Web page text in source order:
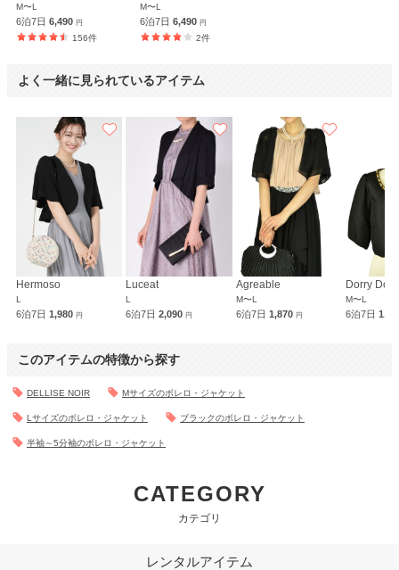
M〜L
6泊7日 6,490 円
156件
M〜L
6泊7日 6,490 円
2件
よく一緒に見られているアイテム
Hermoso
L
6泊7日 1,980 円
Luceat
L
6泊7日2,090円
Agreable
M〜L
6泊7日 1,870 円
Dorry Doll
M〜L
6泊7日
このアイテムの特徴から探す
DELLISE NOIR Mサイズのボレロ・ジャケット
Lサイズのボレロ・ジャケット ブラックのボレロ・ジャケット
半袖～5分袖のボレロ・ジャケット
CATEGORY
カテゴリ
レンタルアイテム